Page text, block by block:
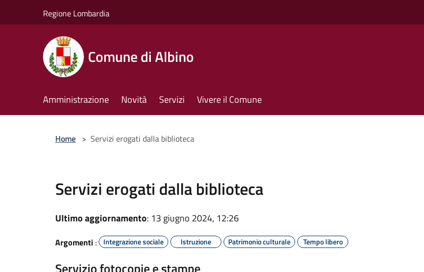
Regione Lombardia
Comune di Albino
Amministrazione Novità Servizi Vivere il Comune
Home > Servizi erogati dalla biblioteca
Servizi erogati dalla biblioteca
Ultimo aggiornamento: 13 giugno 2024, 12:26
Argomenti : Integrazione sociale Istruzione Patrimonio culturale Tempo libero